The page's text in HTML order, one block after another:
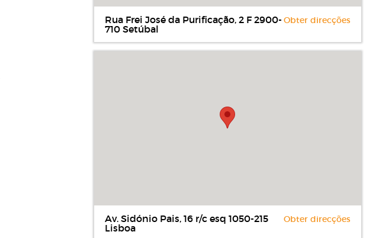
Obter direcções
Rua Frei José da Purificação, 2 F 2900-
710 Setúbal
Obter direcções
Av. Sidónio Pais, 16 r/c esq 1050-215
Lisboa